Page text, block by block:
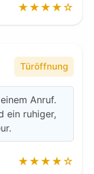
★★★★☆
Türöffnung
Anruf.
ein ruhiger,
★★★★☆